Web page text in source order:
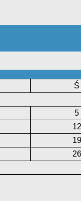
Ś
5
12
19
26